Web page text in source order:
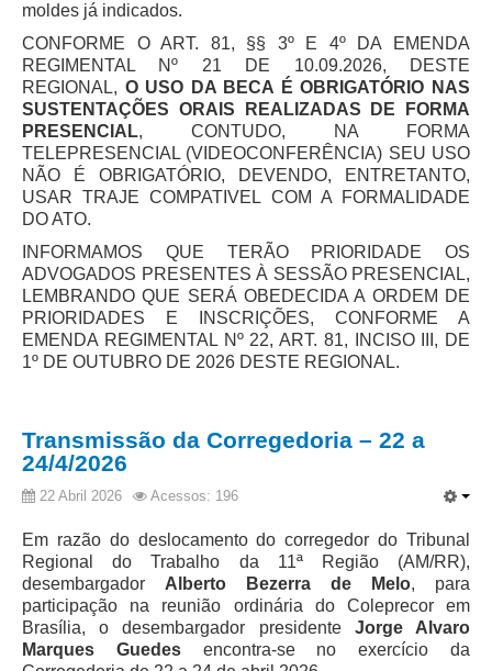
Acórdãos
Atos Administrativos
Biblioteca Digital
Código de Ética dos Servidores
Diário Eletrônico JT
Diário Oficial
Ementário
Manual de Redação
Produtividade dos magistrados
Regulamento Geral
Resolução do Plantão Judiciário
Revistas
Manuais do CNJ
Estrutura Organizacional
Protocolos de Julgamento
moldes já indicados.
CONFORME O ART. 81, §§ 3º E 4º DA EMENDA
REGIMENTAL Nº 21 DE 10.09.2026, DESTE
REGIONAL, O USO DA BECA É OBRIGATÓRIO NAS
SUSTENTAÇÕES ORAIS REALIZADAS DE FORMA
PRESENCIAL, CONTUDO, NA FORMA
TELEPRESENCIAL (VIDEOCONFERÊNCIA) SEU USO
NÃO É OBRIGATÓRIO, DEVENDO, ENTRETANTO,
USAR TRAJE COMPATIVEL COM A FORMALIDADE
DO ATO.
INFORMAMOS QUE TERÃO PRIORIDADE OS
ADVOGADOS PRESENTES À SESSÃO PRESENCIAL,
LEMBRANDO QUE SERÁ OBEDECIDA A ORDEM DE
PRIORIDADES E INSCRIÇÕES, CONFORME A
EMENDA REGIMENTAL Nº 22, ART. 81, INCISO III, DE
1º DE OUTUBRO DE 2026 DESTE REGIONAL.
Transmissão da Corregedoria – 22 a
24/4/2026
22 Abril 2026 Acessos: 196
Em razão do deslocamento do corregedor do Tribunal
Regional do Trabalho da 11ª Região (AM/RR),
desembargador Alberto Bezerra de Melo, para
participação na reunião ordinária do Coleprecor em
Brasília, o desembargador presidente Jorge Alvaro
Marques Guedesencontra-se no exercício da